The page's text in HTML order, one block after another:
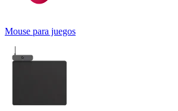
Mouse para juegos